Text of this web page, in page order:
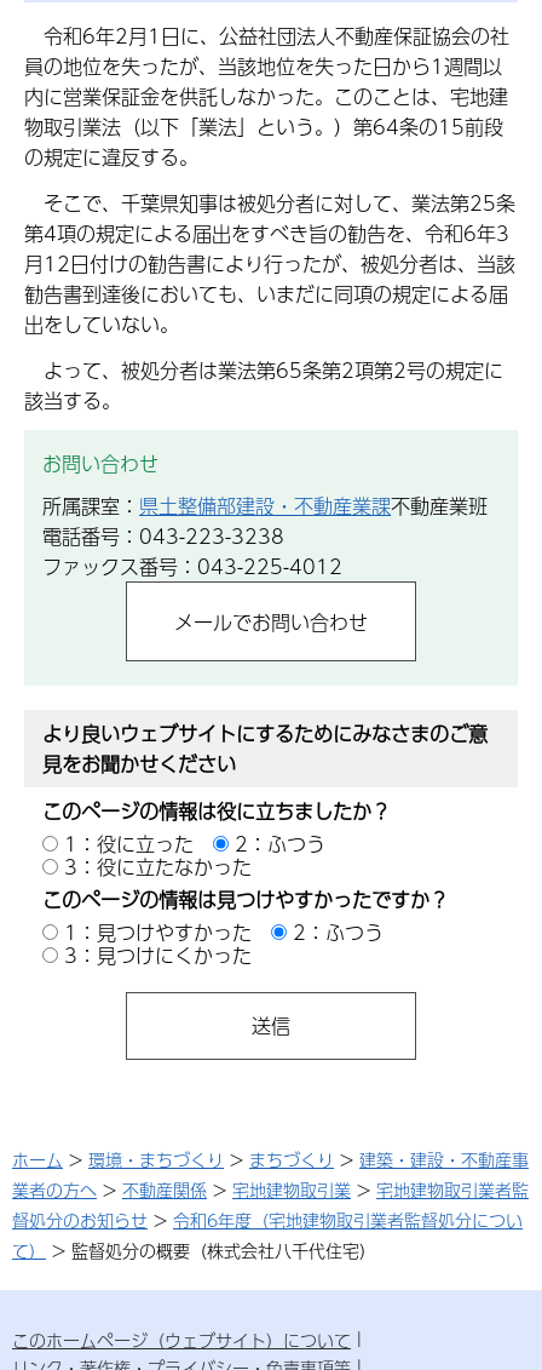
令和6年2月1日に、公益社団法人不動産保証協会の社
員の地位を失ったが、当該地位を失った日から1週間以
内に営業保証金を供託しなかった。このことは、宅地建
物取引業法（以下「業法」という。）第64条の15前段
の規定に違反する。
そこで、千葉県知事は被処分者に対して、業法第25条
第4項の規定による届出をすべき旨の勧告を、令和6年3
月12日付けの勧告書により行ったが、被処分者は、当該
勧告書到達後においても、いまだに同項の規定による届
出をしていない。
よって、被処分者は業法第65条第2項第2号の規定に
該当する。
お問い合わせ
所属課室： 県土整備部建設・不動産業課不動産業班
電話番号：043-223-3238
ファックス番号：043-225-4012
より良いウェブサイトにするためにみなさまのご意
見をお聞かせください
このページの情報は役に立ちましたか？
1：役に立った
2：ふつう
3：役に立たなかった
このページの情報は見つけやすかったですか？
1：見つけやすかった
2：ふつう
3：見つけにくかった
ホーム > 環境・まちづくり > まちづくり > 建築・建設・不動産事
業者の方へ > 不動産関係 > 宅地建物取引業 > 宅地建物取引業者監
督処分のお知らせ > 令和6年度（宅地建物取引業者監督処分につい
て）
> 監督処分の概要（株式会社八千代住宅）
このホームページ（ウェブサイト）について